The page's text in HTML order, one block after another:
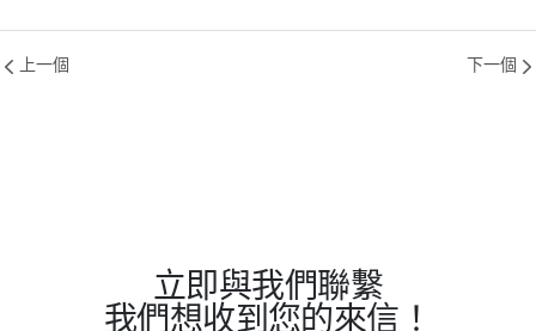
上一個 下一個
立即與我們聯繫
我們想收到您的來信！